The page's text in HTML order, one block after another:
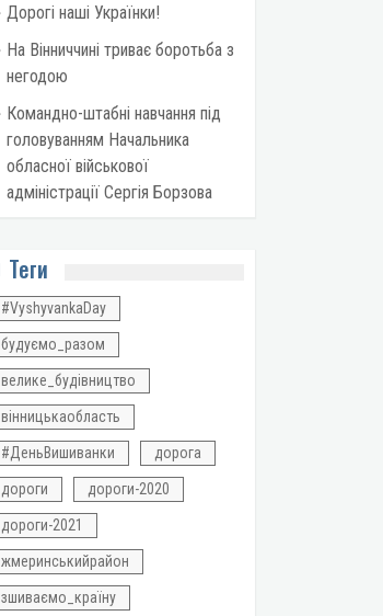
Дорогі наші Українки!
На Вінниччині триває боротьба з
негодою
Командно-штабні навчання під
головуванням Начальника
обласної військової
адміністрації Сергія Борзова
Теги
#VyshyvankaDay
будуємо_разом
велике_будівництво
вінницькаобласть
#ДеньВишиванки дорога
дороги дороги-2020
дороги-2021
жмеринськийрайон
зшиваємо_країну